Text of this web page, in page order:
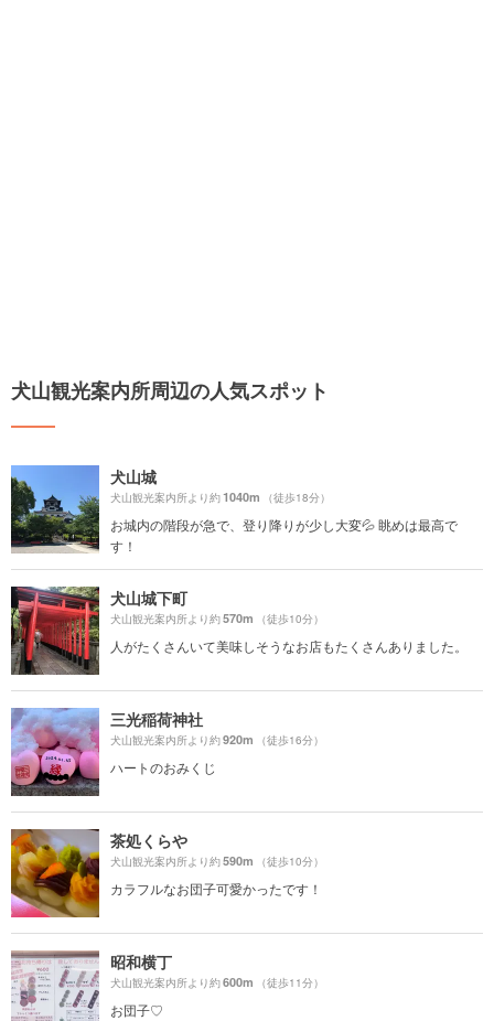
犬山観光案内所周辺の人気スポット
犬山城
犬山観光案内所より約1040m （徒歩18分）
お城内の階段が急で、登り降りが少し大変💦 眺めは最高で
す！
犬山城下町
犬山観光案内所より約570m （徒歩10分）
人がたくさんいて美味しそうなお店もたくさんありました。
三光稲荷神社
犬山観光案内所より約920m （徒歩16分）
ハートのおみくじ
茶処くらや
犬山観光案内所より約590m （徒歩10分）
カラフルなお団子可愛かったです！
昭和横丁
犬山観光案内所より約600m （徒歩11分）
お団子♡